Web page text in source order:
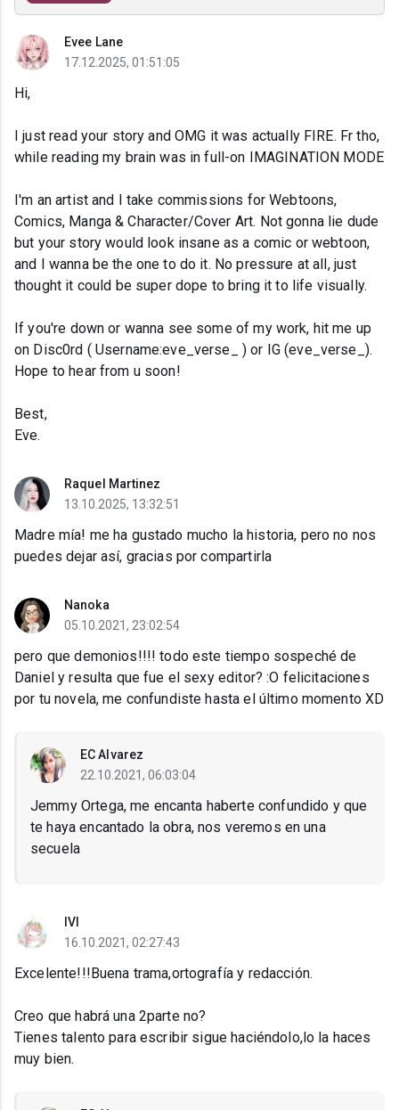
Evee Lane
17.12.2025, 01:51:05
Hi,
I just read your story and OMG it was actually FIRE. Fr tho,
while reading my brain was in full-on IMAGINATION MODE
I'm an artist and I take commissions for Webtoons,
Comics, Manga & Character/Cover Art. Not gonna lie dude
but your story would look insane as a comic or webtoon,
and I wanna be the one to do it. No pressure at all, just
thought it could be super dope to bring it to life visually.
If you're down or wanna see some of my work, hit me up
on Disc0rd ( Username:eve_verse_ ) or IG (eve_verse_).
Hope to hear from u soon!
Best,
Eve.
Raquel Martinez
13.10.2025, 13:32:51
Madre mía! me ha gustado mucho la historia, pero no nos
puedes dejar así, gracias por compartirla
Nanoka
05.10.2021, 23:02:54
pero que demonios!!!! todo este tiempo sospeché de
Daniel y resulta que fue el sexy editor? :O felicitaciones
por tu novela, me confundiste hasta el último momento XD
EC Alvarez
22.10.2021, 06:03:04
Jemmy Ortega, me encanta haberte confundido y que
te haya encantado la obra, nos veremos en una
secuela
IVI
16.10.2021, 02:27:43
Excelente!!!Buena trama,ortografía y redacción.
Creo que habrá una 2parte no?
Tienes talento para escribir sigue haciéndolo,lo la haces
muy bien.